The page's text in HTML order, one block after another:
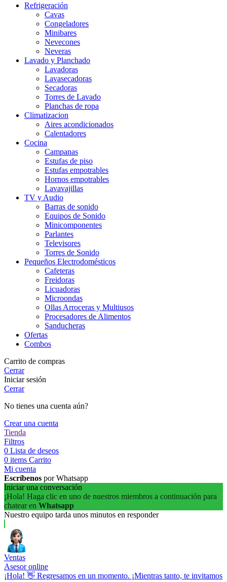
Refrigeración
Cavas
Congeladores
Minibares
Nevecones
Neveras
Lavado y Planchado
Lavadoras
Lavasecadoras
Secadoras
Torres de Lavado
Planchas de ropa
Climatizacion
Aires acondicionados
Calentadores
Cocina
Campanas
Estufas de piso
Estufas empotrables
Hornos empotrables
Lavavajillas
TV y Audio
Barras de sonido
Equipos de Sonido
Minicomponentes
Parlantes
Televisores
Torres de Sonido
Pequeños Electrodomésticos
Cafeteras
Freidoras
Licuadoras
Microondas
Ollas Arroceras y Multiusos
Procesadores de Alimentos
Sanducheras
Ofertas
Combos
Carrito de compras
Cerrar
Iniciar sesión
Cerrar
No tienes una cuenta aún?
Crear una cuenta
Tienda
Filtros
0 Lista de deseos
0 items Carrito
Mi cuenta
Escríbenos por Whatsapp
Iniciar una conversación
¡Hola! Haga clic en uno de nuestros miembros a continuación para
chatear en Whatsapp
Nuestro equipo tarda unos minutos en responder
Ventas
Asesor online
¡Hola! 👋 Regresamos en un momento. ¡Mientras tanto, te invitamos